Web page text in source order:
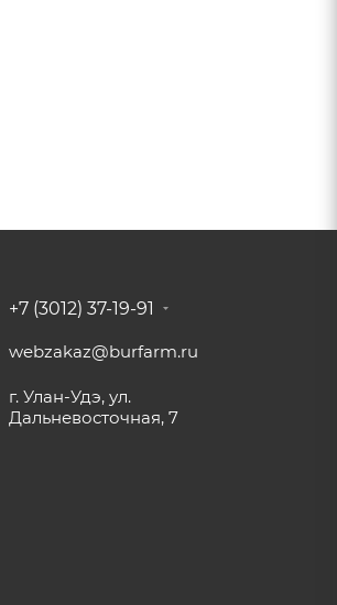
+7 (3012) 37-19-91
webzakaz@burfarm.ru
г. Улан-Удэ, ул.
Дальневосточная, 7